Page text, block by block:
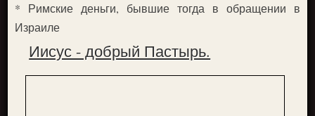
* Римские деньги, бывшие тогда в обращении в
Израиле
Иисус - добрый Пастырь.